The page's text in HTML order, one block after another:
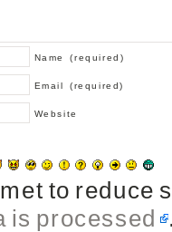
Name (required)
Email (required)
Website
to reduce
is processed